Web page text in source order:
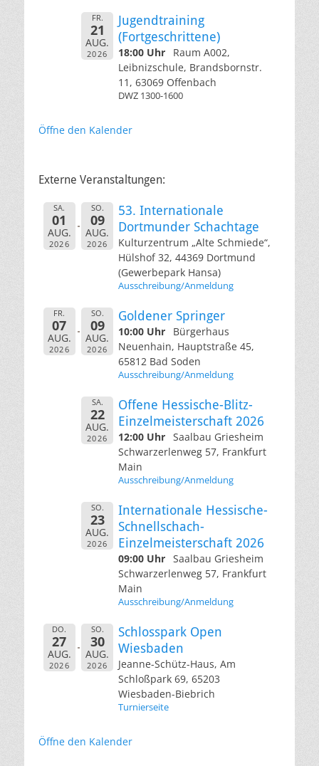
FR.
21
AUG.
2026
Jugendtraining
(Fortgeschrittene)
18:00 Uhr
Raum A002,
Leibnizschule, Brandsbornstr.
11, 63069 Offenbach
DWZ 1300-1600
Öffne den Kalender
Externe Veranstaltungen:
SA.
01
AUG.
2026
SO.
09
AUG.
2026
53. Internationale
Dortmunder Schachtage
Kulturzentrum „Alte Schmiede“,
Hülshof 32, 44369 Dortmund
(Gewerbepark Hansa)
Ausschreibung/Anmeldung
FR.
07
AUG.
2026
SO.
09
AUG.
2026
Goldener Springer
10:00 Uhr
Bürgerhaus
Neuenhain, Hauptstraße 45,
65812 Bad Soden
Ausschreibung/Anmeldung
SA.
22
AUG.
2026
Offene Hessische-Blitz-
Einzelmeisterschaft 2026
12:00 Uhr Saalbau Griesheim
Schwarzerlenweg 57, Frankfurt
Main
Ausschreibung/Anmeldung
SO.
23
AUG.
2026
Internationale Hessische-
Schnellschach-
Einzelmeisterschaft 2026
09:00 Uhr Saalbau Griesheim
Schwarzerlenweg 57, Frankfurt
Main
Ausschreibung/Anmeldung
DO.
27
AUG.
2026
SO.
30
AUG.
2026
Schlosspark Open
Wiesbaden
Jeanne-Schütz-Haus, Am
Schloßpark 69, 65203
Wiesbaden-Biebrich
Turnierseite
Öffne den Kalender